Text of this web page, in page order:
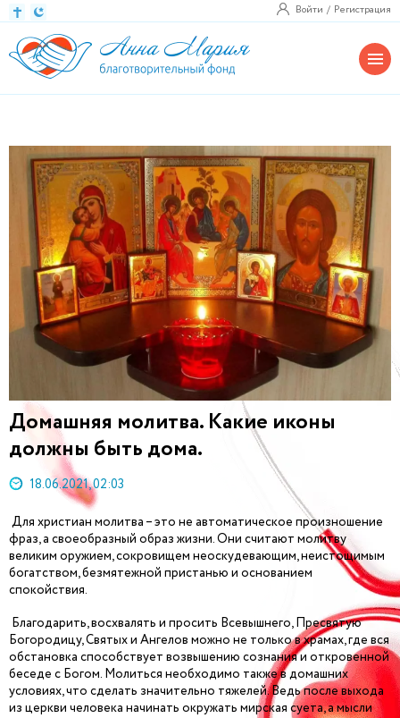
Войти Регистрация
Домашняя молитва. Какие иконы
должны быть дома.
18.06.2021, 02:03
Для христиан молитва – это не автоматическое произношение
фраз, а своеобразный образ жизни. Они считают молитву
великим оружием, сокровищем неоскудевающим, неистощимым
богатством, безмятежной пристанью и основанием
спокойствия.
Благодарить, восхвалять и просить Всевышнего, Пресвятую
Богородицу, Святых и Ангелов можно не только в храмах, где вся
обстановка способствует возвышению сознания и откровенной
беседе с Богом. Молиться необходимо также в домашних
условиях, что сделать значительно тяжелей. Ведь после выхода
из церкви человека начинать окружать мирская суета, а мысли